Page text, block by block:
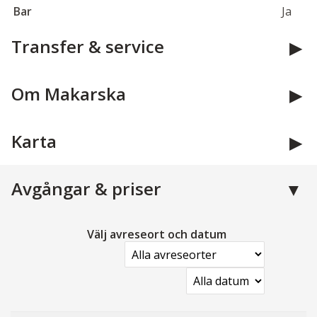
Bar
Ja
Transfer & service
Om Makarska
Karta
Avgångar & priser
Välj avreseort och datum